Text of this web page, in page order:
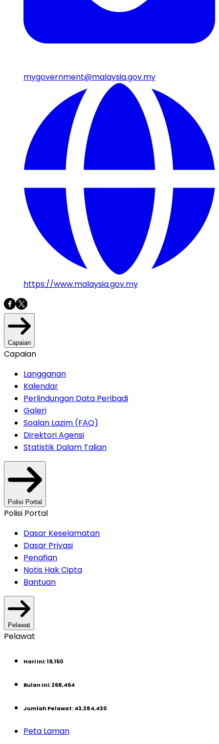
mygovernment@malaysia.gov.my
https://www.malaysia.gov.my
Capaian
Capaian
Langganan
Kalendar
Perlindungan Data Peribadi
Galeri
Soalan Lazim (FAQ)
Direktori Agensi
Statistik Dalam Talian
Polisi Portal
Polisi Portal
Dasar Keselamatan
Dasar Privasi
Penafian
Notis Hak Cipta
Bantuan
Pelawat
Pelawat
Hari Ini: 19,150
Bulan Ini: 268,464
Jumlah Pelawat: 43,384,430
Peta Laman